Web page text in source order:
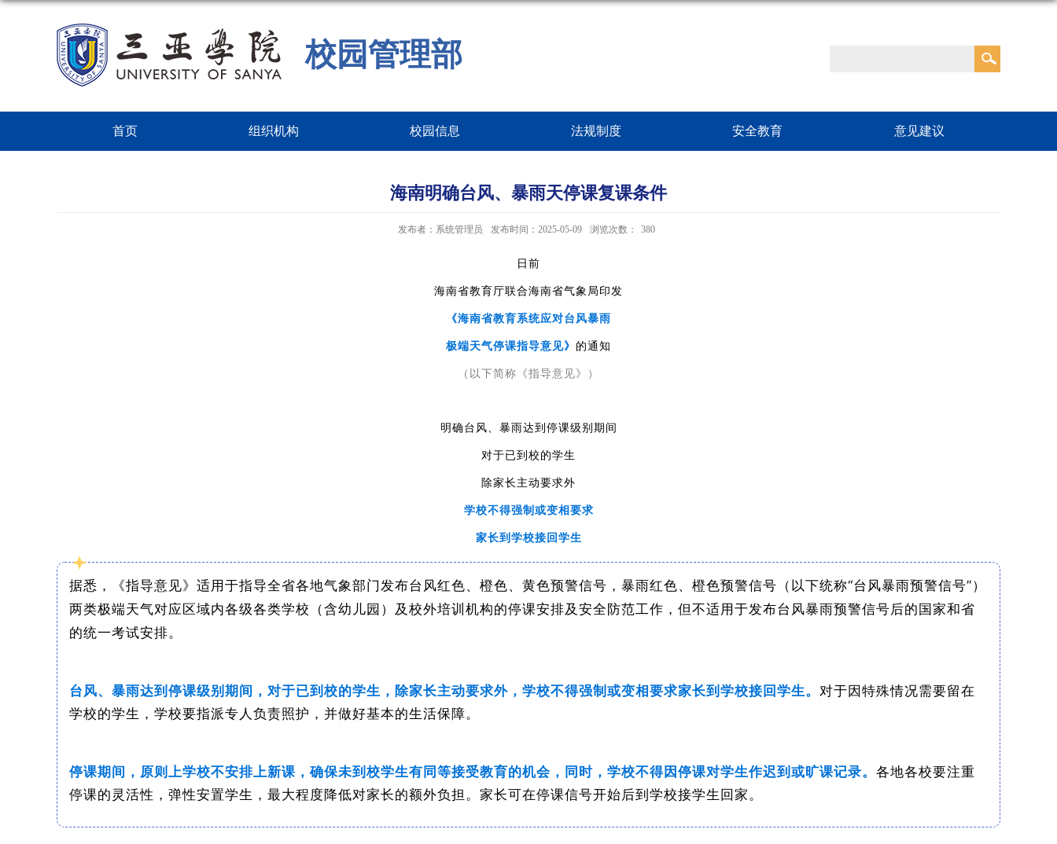
校园管理部
首页 组织机构 校园信息 法规制度 安全教育 意见建议
海南明确台风、暴雨天停课复课条件
发布者：系统管理员 发布时间：2025-05-09 浏览次数： 380
日前
海南省教育厅联合海南省气象局印发
《海南省教育系统应对台风暴雨
极端天气停课指导意见》 的通知
（以下简称《指导意见》）
明确台风、暴雨达到停课级别期间
对于已到校的学生
除家长主动要求外
学校不得强制或变相 要求
家长到学校接回学生
据悉，《指导意见》适用于指导全省各地气象部门发布台风红色、橙色、黄色预警信号，暴雨红色、橙色预警信号（以下统称“台风暴雨预警信号”）
两类极端天气对应区域内各级各类学校（含幼儿园）及校外培训机构的停课安排及安全防范工作，但不适用于发布台风暴雨预警信号后的国家和省
的统一考试安排。
台风、暴雨达到停课级别期间，对于已到校的学生，除家长主动要求外，学校不得强制或变相要求家长到学校接回学生。 对于因特殊情况需要留在
学校的学生，学校要指派专人负责照护，并做好基本的生活保障。
停课期间，原则上学校不安排上新课，确保未到校学生有同等接受教育的机会，同时，学校不得因停课对学生作迟到或旷课记录。 各地各校要注重
停课的灵活性，弹性安置学生，最大程度降低对家长的额外负担。家长可在停课信号开始后到学校接学生回家。